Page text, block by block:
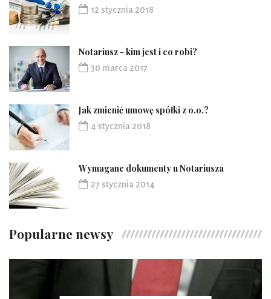
12 stycznia 2018
Notariusz - kim jest i co robi?
30 marca 2017
Jak zmienić umowę spółki z o.o.?
4 stycznia 2018
Wymagane dokumenty u Notariusza
27 stycznia 2014
Popularne newsy